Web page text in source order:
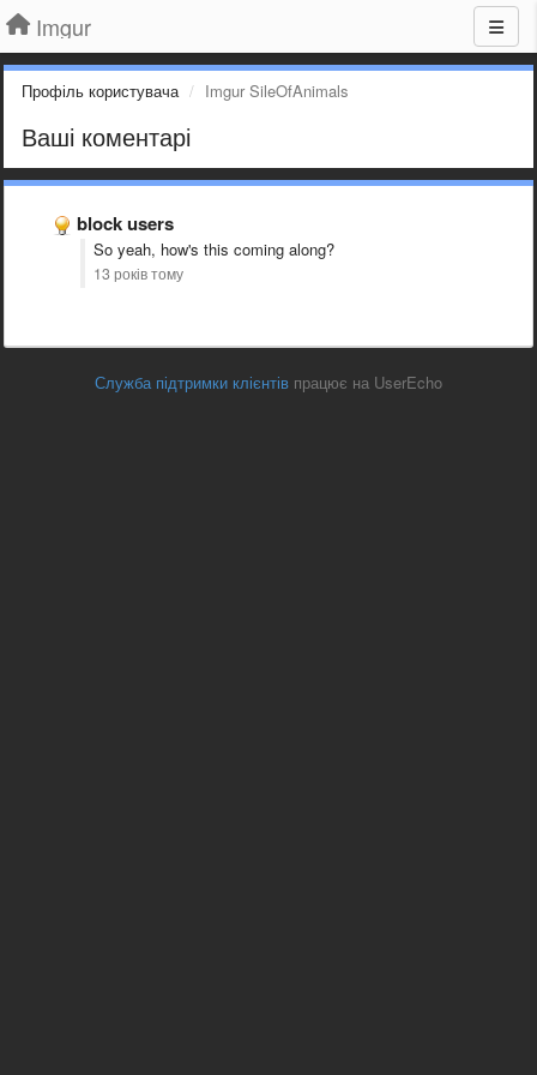
Imgur
Профіль користувача Imgur SileOfAnimals
Ваші коментарі
block users
So yeah, how's this coming along?
13 років тому
Служба підтримки клієнтів працює на UserEcho